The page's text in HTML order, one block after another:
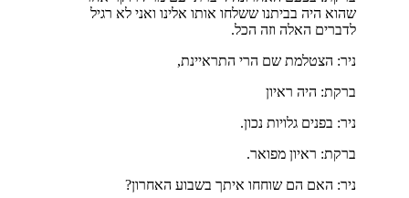
שהוא היה בביתנו ששלחו אותו אלינו ואני לא רגיל
לדברים האלה וזה הכל.
ניר: הצטלמת שם הרי התראיינת,
ברקת: היה ראיון
ניר: בפנים גלויות נכון.
ברקת: ראיון מפואר.
ניר: האם הם שוחחו איתך בשבוע האחרון?